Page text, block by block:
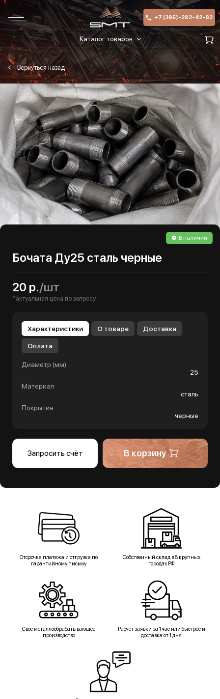
+7 (395)-292-42-82
Каталог товаров
В наличии
Бочата Ду25 сталь черные
20 р./шт
*актуальная цена по запросу
Характеристики О товаре Доставка
Оплата
Диаметр (мм)
25
Материал
сталь
Покрытие
черные
Запросить счёт В корзину
Отсрочка платежа и отгрузка по
гарантийному письму
Собственный склад в 8 крупных
городах РФ
Свое металлообрабатывающее
производство
Расчет заявки за 1 час или быстрее и
доставка от 1 дня